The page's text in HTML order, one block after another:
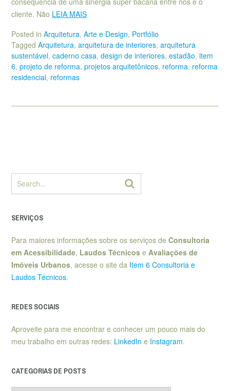
cliente. Não LEIA MAIS
Posted in Arquitetura, Arte e Design, Portfólio
Tagged Arquitetura, arquitetura de interiores, arquitetura
sustentável, caderno casa, design de interiores, estadão, item
6, projeto de reforma, projetos arquitetônicos, reforma, reforma
residencial, reformas
SERVIÇOS
Para maiores informações sobre os serviços de Consultoria
em Acessibilidade, Laudos Técnicos e Avaliações de
Imóveis Urbanos, acesse o site da Item 6 Consultoria e
Laudos Técnicos.
REDES SOCIAIS
Aproveite para me encontrar e conhecer um pouco mais do
meu trabalho em outras redes: LinkedIn e Instagram.
CATEGORIAS DE POSTS